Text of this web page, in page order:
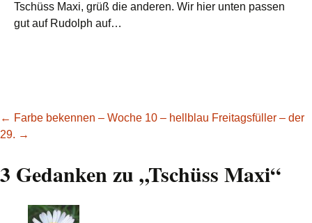
Tschüss Maxi, grüß die anderen. Wir hier unten passen
gut auf Rudolph auf…
Beitragsnavigation
← Farbe bekennen – Woche 10 – hellblau Freitagsfüller – der
29. →
3 Gedanken zu „Tschüss Maxi“